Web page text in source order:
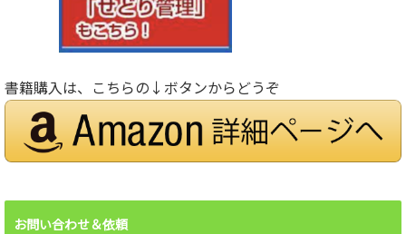
書籍購入は、こちらの↓ボタンからどうぞ
お問い合わせ＆依頼